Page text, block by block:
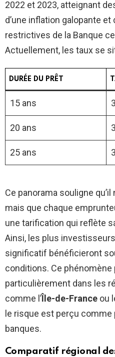
2022 et 2023, atteignant
d’une inflation galopante
restrictives de la Banque
Actuellement, les taux se
DURÉE DU PRÊT
15 ans
20 ans
25 ans
Ce panorama souligne qu’il
mais que chaque
une tarification qui reflète
Ainsi, les plus
significatif bénéficieront
conditions. Ce phénomène
particulièrement dans les
comme l’Île-de-France ou
le risque est perçu comme
banques.
Comparatif régional